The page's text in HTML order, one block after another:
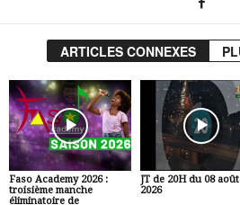
ARTICLES CONNEXES
Faso Academy 2026 :
troisième manche
éliminatoire de
JT de 20H du 08 août
2026